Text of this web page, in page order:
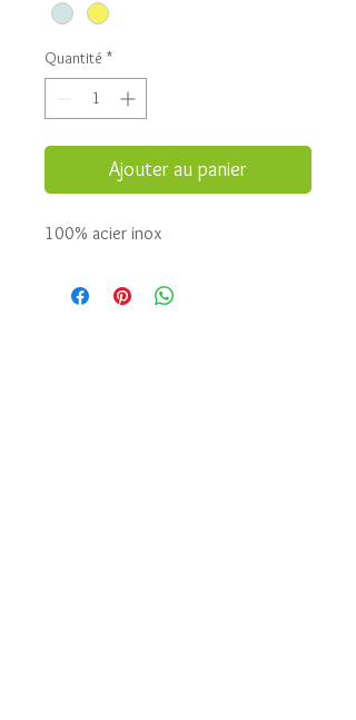
Quantité *
Ajouter au panier
100% acier inox